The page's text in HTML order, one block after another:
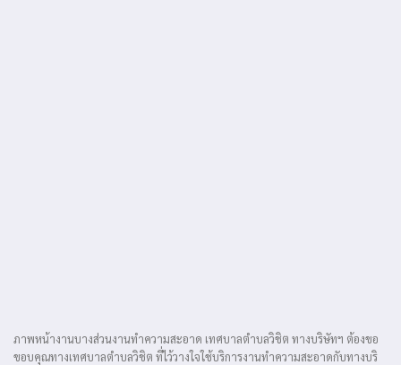
ภาพหน้างานบางส่วนงานทำความสะอาด เทศบาลตำบลวิชิต ทางบริษัทฯ ต้องขอ
ขอบคุณทางเทศบาลตำบลวิชิต ที่ไว้วางใจใช้บริการงานทำความสะอาดกับทางบริ